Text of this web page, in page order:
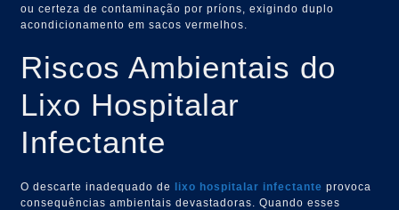
ou certeza de contaminação por príons, exigindo duplo
acondicionamento em sacos vermelhos.
Riscos Ambientais do
Lixo Hospitalar
Infectante
O descarte inadequado de lixo hospitalar infectante provoca
consequências ambientais devastadoras. Quando esses